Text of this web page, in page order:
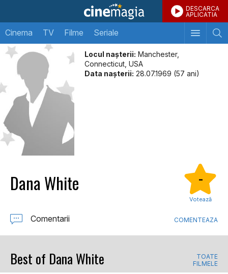
DESCARCA
APLICATIA
Cinema TV Filme Seriale
Locul naşterii: Manchester,
Connecticut, USA
Data naşterii: 28.07.1969 (57 ani)
Dana White -
Votează
Comentarii COMENTEAZA
Best of Dana White
TOATE
FILMELE